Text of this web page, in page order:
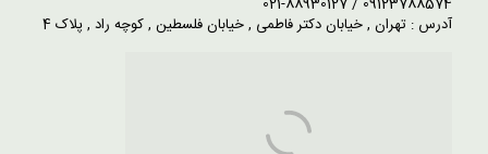
آدرس : تهران , خیابان دکتر فاطمی , خیابان فلسطین , کوچه راد , پلاک 4